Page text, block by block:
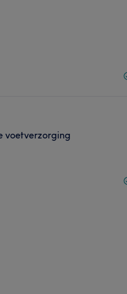
voetverzorging